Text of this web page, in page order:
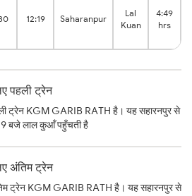
12:19 Saharanpur
Lal
Kuan
4:49
hrs
पहली ट्रेन
ट्रेन KGM GARIB RATH है। यह सहारनपुर से
बजे लाल कुआँ पहुँचती है
अंतिम ट्रेन
ट्रेन KGM GARIB RATH है। यह सहारनपुर से